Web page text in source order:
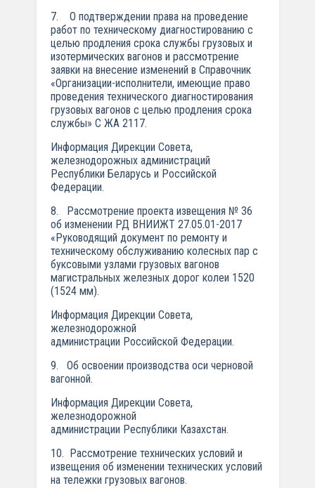
7. О подтверждении права на проведение
работ по техническому диагностированию с
целью продления срока службы грузовых и
изотермических вагонов и рассмотрение
заявки на внесение изменений в Справочник
«Организации-исполнители, имеющие право
проведения технического диагностирования
грузовых вагонов с целью продления срока
службы» С ЖА 2117.
Информация Дирекции Совета,
железнодорожных администраций
Республики Беларусь и Российской
Федерации.
8. Рассмотрение проекта извещения № 36
об изменении РД ВНИИЖТ 27.05.01-2017
«Руководящий документ по ремонту и
техническому обслуживанию колесных пар с
буксовыми узлами грузовых вагонов
магистральных железных дорог колеи 1520
(1524 мм).
Информация Дирекции Совета,
железнодорожной
администрации Российской Федерации.
9. Об освоении производства оси черновой
вагонной.
Информация Дирекции Совета,
железнодорожной
администрации Республики Казахстан.
10. Рассмотрение технических условий и
извещения об изменении технических условий
на тележки грузовых вагонов.